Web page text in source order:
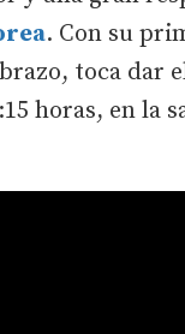
. Con su
toca dar
horas, en la